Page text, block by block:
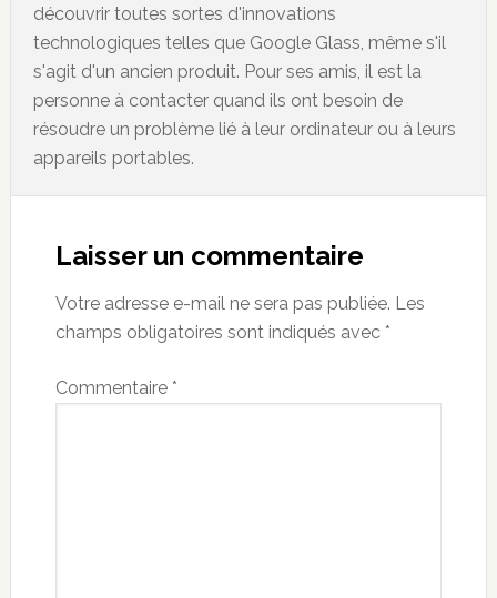
découvrir toutes sortes d'innovations
technologiques telles que Google Glass, même s'il
s'agit d'un ancien produit. Pour ses amis, il est la
personne à contacter quand ils ont besoin de
résoudre un problème lié à leur ordinateur ou à leurs
appareils portables.
Interactions
Laisser un commentaire
Votre adresse e-mail ne sera pas publiée. Les
champs obligatoires sont indiqués avec *
Commentaire *